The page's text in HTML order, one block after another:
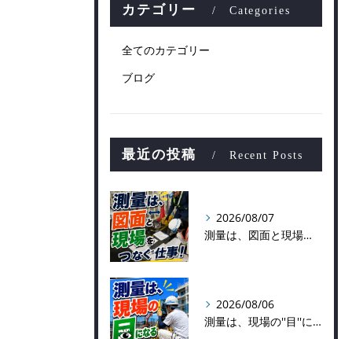
カテゴリー Categories
全てのカテゴリー
ブログ
最近の投稿 Recent Posts
2026/08/07
測量は、図面と現場をつなぐ仕事！
2026/08/06
測量は、現場の''目''になる仕事！？